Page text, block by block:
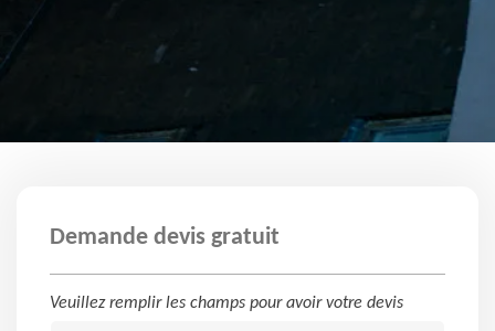
Demande devis gratuit
Veuillez remplir les champs pour avoir votre devis